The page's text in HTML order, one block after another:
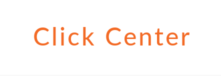
Click Center